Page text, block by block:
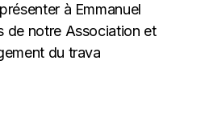
à Emmanuel
de notre Association et
du trava